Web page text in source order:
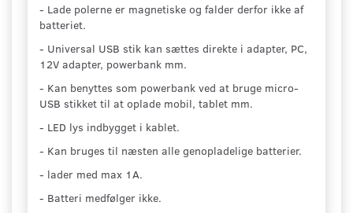
- Lade polerne er magnetiske og falder derfor ikke af
batteriet.
- Universal USB stik kan sættes direkte i adapter, PC,
12V adapter, powerbank mm.
- Kan benyttes som powerbank ved at bruge micro-
USB stikket til at oplade mobil, tablet mm.
- LED lys indbygget i kablet.
- Kan bruges til næsten alle genopladelige batterier.
- lader med max 1A.
- Batteri medfølger ikke.